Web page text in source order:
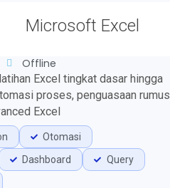
Microsoft Excel
Offline
Excel tingkat dasar hingga
proses, penguasaan rumus
Excel
Otomasi
Dashboard
Query